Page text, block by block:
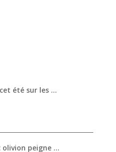
cet été sur les …
olivion peigne …